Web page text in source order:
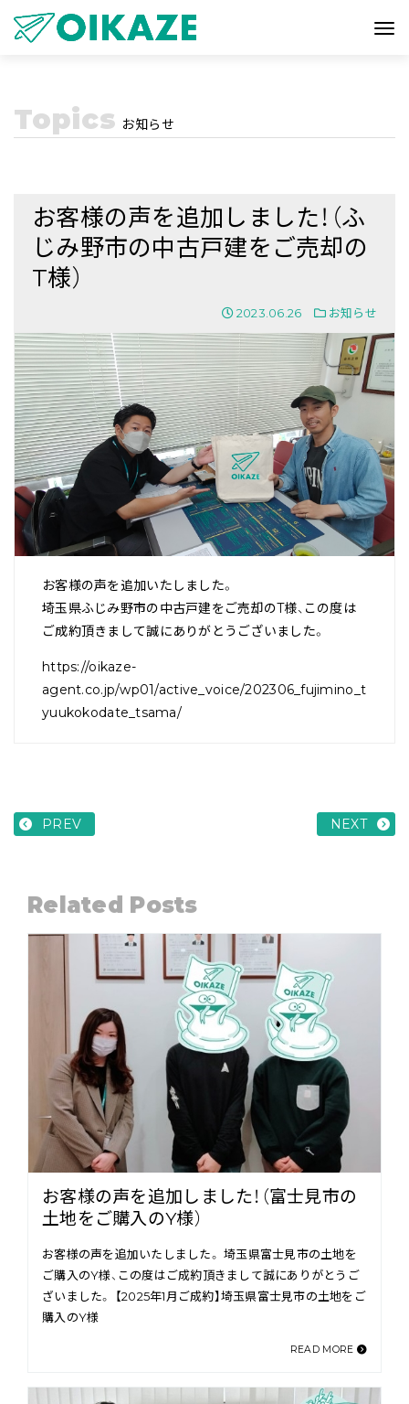
Topics お知らせ
お客様の声を追加しました！（ふ
じみ野市の中古戸建をご売却の
T様）
2023.06.26 お知らせ
お客様の声を追加いたしました。
埼玉県ふじみ野市の中古戸建をご売却のT様、この度は
ご成約頂きまして誠にありがとうございました。
https://oikaze-
agent.co.jp/wp01/active_voice/202306_fujimino_t
yuukokodate_tsama/
PREV NEXT
Related Posts
お客様の声を追加しました！（富士見市の
土地をご購入のY様）
お客様の声を追加いたしました。 埼玉県富士見市の土地を
ご購入のY様、この度はご成約頂きまして誠にありがとうご
ざいました。 【2025年1月ご成約】埼玉県富士見市の土地をご
購入のY様
READ MORE